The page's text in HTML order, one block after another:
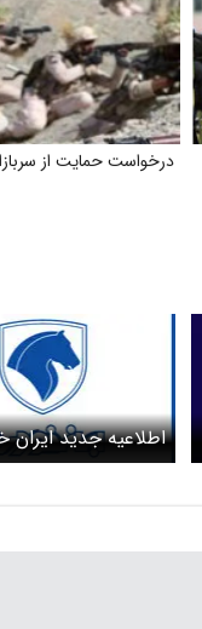
درخواست حمایت از
اطلاعیه‌ جدید ایران
درباره ثبت‌نام